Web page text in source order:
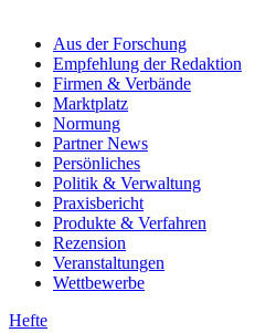
Aus der Forschung
Empfehlung der Redaktion
Firmen & Verbände
Marktplatz
Normung
Partner News
Persönliches
Politik & Verwaltung
Praxisbericht
Produkte & Verfahren
Rezension
Veranstaltungen
Wettbewerbe
Hefte